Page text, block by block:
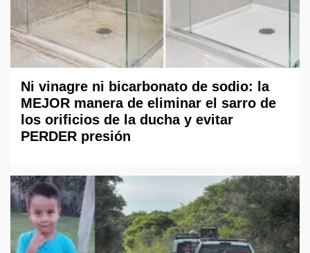
Ni vinagre ni bicarbonato de sodio: la
MEJOR manera de eliminar el sarro de
los orificios de la ducha y evitar
PERDER presión